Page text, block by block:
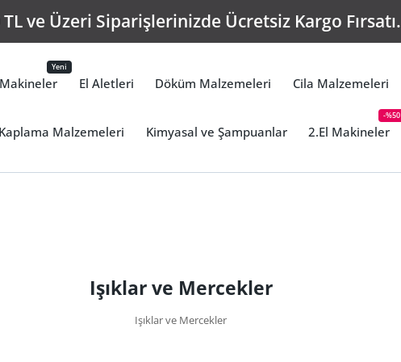
ve Üzeri Siparişlerinizde Ücretsiz Kargo Fırsatı.
Makineler
Yeni
El Aletleri Döküm Malzemeleri Cila Malzemeleri
Kaplama Malzemeleri Kimyasal ve Şampuanlar 2.El Makineler
-%50
Işıklar ve Mercekler
Işıklar ve Mercekler